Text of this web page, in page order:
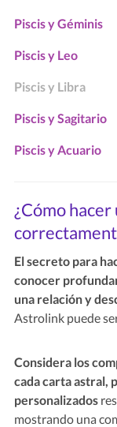
Piscis y Géminis
Piscis y Leo
Piscis y Libra
Piscis y Sagitario
Piscis y Acuario
¿Cómo
El secreto para
conocer
una relación y
Astrolink puede
Considera los
cada carta astral,
personalizados
mostrando una